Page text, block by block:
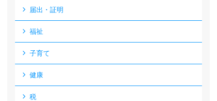
届出・証明
福祉
子育て
健康
税